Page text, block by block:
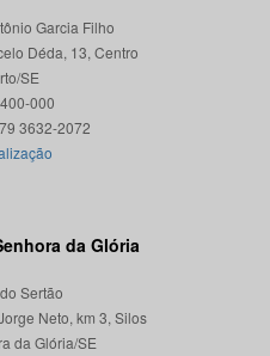
Garcia Filho
Déda, 13, Centro
SE
000
da Glória
Sertão
Neto, km 3, Silos
da Glória/SE